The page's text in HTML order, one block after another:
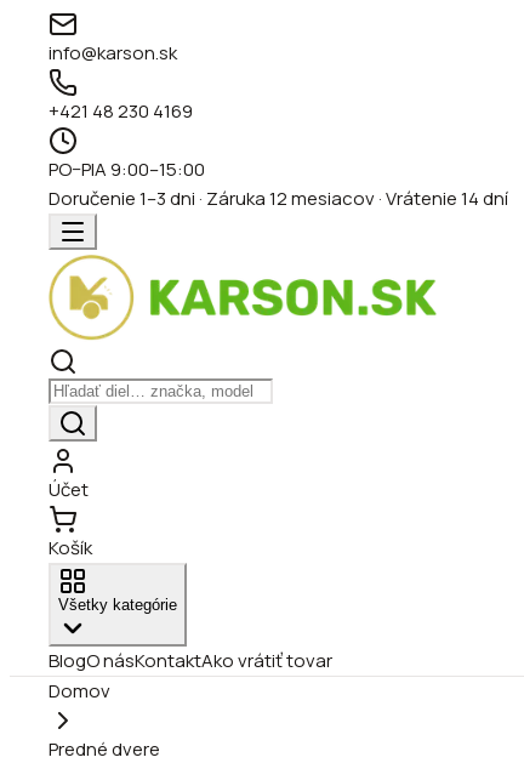
info@karson.sk
+421 48 230 4169
PO–PIA 9:00–15:00
Doručenie 1–3 dni · Záruka 12 mesiacov · Vrátenie 14 dní
Účet
Košík
Všetky kategórie
BlogO násKontaktAko vrátiť tovar
Domov
Predné dvere